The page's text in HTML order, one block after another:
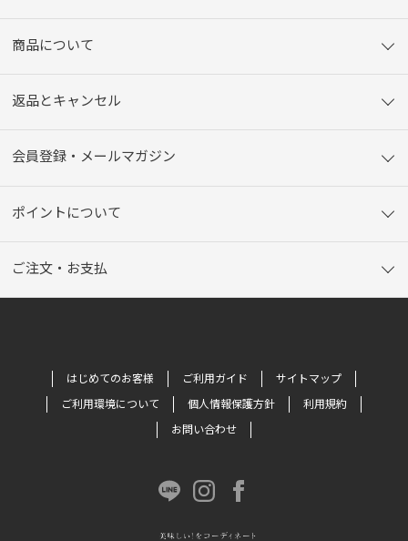
商品について
返品とキャンセル
会員登録・メールマガジン
ポイントについて
ご注文・お支払
はじめてのお客様 ご利用ガイド
サイトマップ
ご利用環境について
個人情報保護方針
利用規約
お問い合わせ